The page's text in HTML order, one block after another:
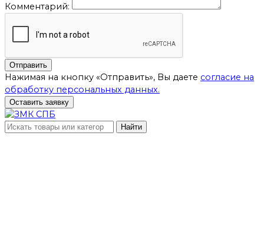
Комментарий:
Отправить
Нажимая на кнопку «Отправить», Вы даете согласие на
обработку персональных данных.
Оставить заявку
Найти